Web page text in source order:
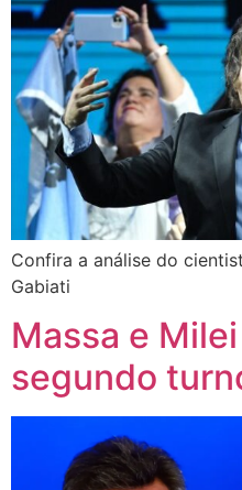
Confira a análise do
Gabiati
Massa e
segundo